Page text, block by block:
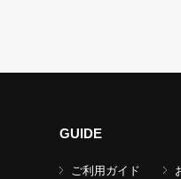
GUIDE
ご利用ガイド